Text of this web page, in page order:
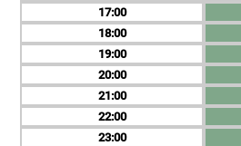
17
18
19
20
21
22
23